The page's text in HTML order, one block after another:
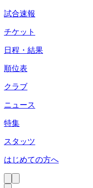
試合速報
チケット
日程・結果
順位表
クラブ
ニュース
特集
スタッツ
はじめての方へ